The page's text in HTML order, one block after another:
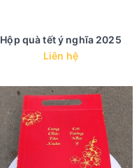
Hộp quà tết ý nghĩa 2025
Liên hệ